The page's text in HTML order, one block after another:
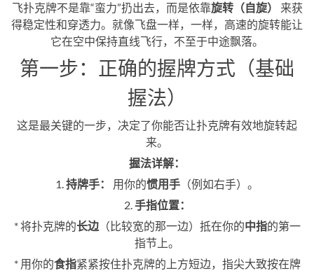
飞扑克牌不是靠“蛮力”扔出去，而是依靠旋转（自旋）
来获
得稳定性和穿透力。就像飞盘一样，一样，高速的旋转能让
它在空中保持直线飞行，不至于中途飘落。
第一步：正确的握牌方式（基础
握法）
这是最关键的一步，决定了你能否让扑克牌有效地旋转起
来。
握法详解：
1.持牌手： 用你的惯用手 （例如右手）。
2.手指位置：
* 将扑克牌的长边（比较宽的那一边）抵在你的中指的第一
指节上。
* 用你的食指紧紧按住扑克牌的上方短边，指尖大致按在牌